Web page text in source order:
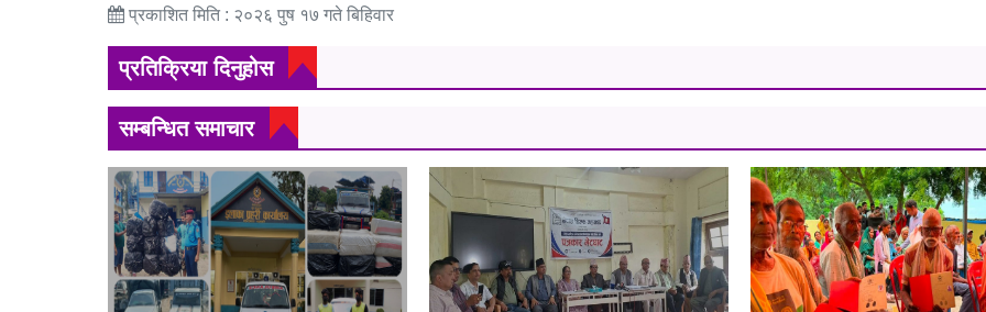
प्रकाशित मिति : २०२६ पुष १७ गते बिहिवार
प्रतिक्रिया दिनुहोस
सम्बन्धित समाचार